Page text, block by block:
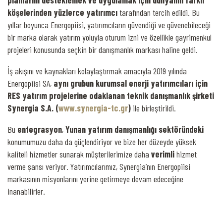
köşelerinden yüzlerce yatırımcıtarafından tercih edildi. Bu
yıllar boyunca Energopiisi, yatırımcıların güvendiği ve güvenebileceği
bir marka olarak yatırım yoluyla oturum izni ve özellikle gayrimenkul
projeleri konusunda seçkin bir danışmanlık markası haline geldi.
İş akışını ve kaynakları kolaylaştırmak amacıyla 2019 yılında
Energopiisi SA, aynı grubun kurumsal enerji yatırımcıları için
RES yatırım projelerine odaklanan teknik danışmanlık şirketi
Synergia S.A. (www.synergia-tc.gr) ile birleştirildi.
Bu entegrasyon,Yunan yatırım danışmanlığı sektöründeki
konumumuzu daha da güçlendiriyor ve bize her düzeyde yüksek
kaliteli hizmetler sunarak müşterilerimize daha verimlihizmet
verme şansı veriyor. Yatırımcılarımız, Synergia’nın Energopiisi
markasının misyonlarını yerine getirmeye devam edeceğine
inanabilirler.